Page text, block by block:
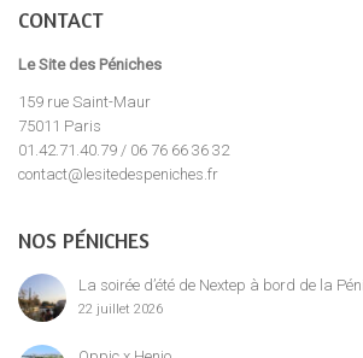
CONTACT
Le Site des Péniches
159 rue Saint-Maur
75011 Paris
01.42.71.40.79 / 06 76 66 36 32
contact@lesitedespeniches.fr
NOS PÉNICHES
La soirée d’été de Nextep à bord de la
22 juillet 2026